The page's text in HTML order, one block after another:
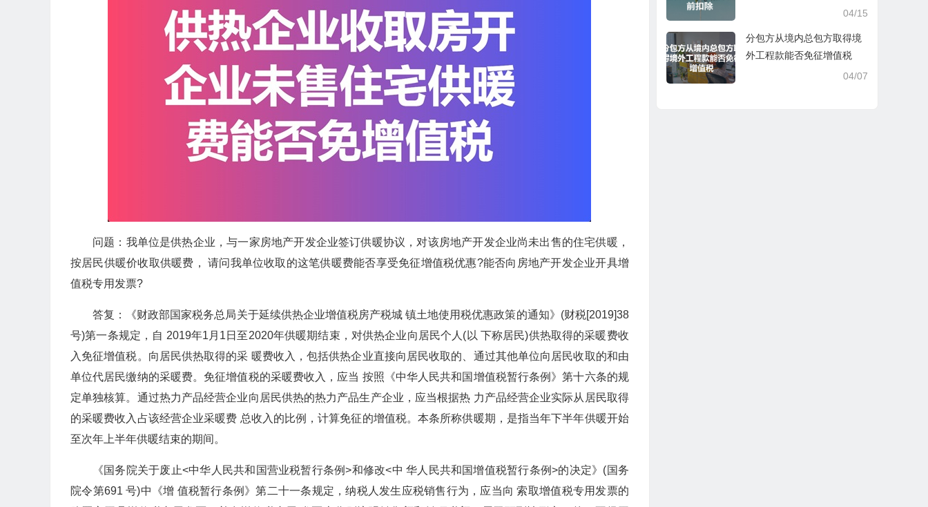
问题：我单位是供热企业，与一家房地产开发企业签订供暖协议，对该房地产开发企业尚未出售的住宅供暖，
按居民供暖价收取供暖费， 请问我单位收取的这笔供暖费能否享受免征增值税优惠?能否向房地产开发企业开具增
值税专用发票?
答复：《财政部国家税务总局关于延续供热企业增值税房产税城 镇土地使用税优惠政策的通知》(财税[2019]38
号)第一条规定，自 2019年1月1日至2020年供暖期结束，对供热企业向居民个人(以 下称居民)供热取得的采暖费收
入免征增值税。向居民供热取得的采 暖费收入，包括供热企业直接向居民收取的、通过其他单位向居民收取的和由
单位代居民缴纳的采暖费。免征增值税的采暖费收入，应当 按照《中华人民共和国增值税暂行条例》第十六条的规
定单独核算。通过热力产品经营企业向居民供热的热力产品生产企业，应当根据热 力产品经营企业实际从居民取得
的采暖费收入占该经营企业采暖费 总收入的比例，计算免征的增值税。本条所称供暖期，是指当年下半年供暖开始
至次年上半年供暖结束的期间。
《国务院关于废止<中华人民共和国营业税暂行条例>和修改<中 华人民共和国增值税暂行条例>的决定》(国务
院令第691 号)中《增 值税暂行条例》第二十一条规定，纳税人发生应税销售行为，应当向 索取增值税专用发票的
04/15
分包方从境内总包方取得境
外工程款能否免征增值税
04/07